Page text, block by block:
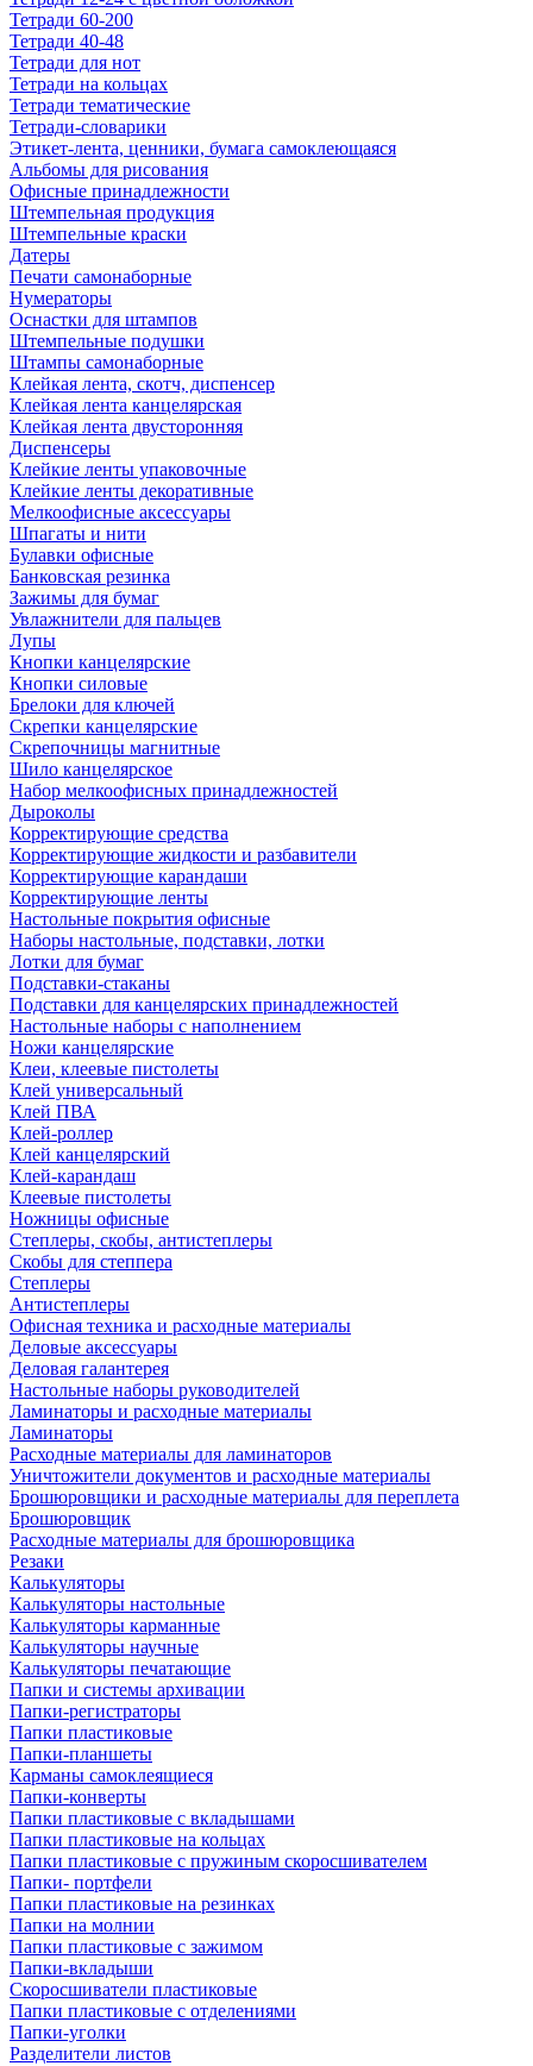
Тетради 60-200
Тетради 40-48
Тетради для нот
Тетради на кольцах
Тетради тематические
Тетради-словарики
Этикет-лента, ценники, бумага самоклеющаяся
Альбомы для рисования
Офисные принадлежности
Штемпельная продукция
Штемпельные краски
Датеры
Печати самонаборные
Нумераторы
Оснастки для штампов
Штемпельные подушки
Штампы самонаборные
Клейкая лента, скотч, диспенсер
Клейкая лента канцелярская
Клейкая лента двусторонняя
Диспенсеры
Клейкие ленты упаковочные
Клейкие ленты декоративные
Мелкоофисные аксессуары
Шпагаты и нити
Булавки офисные
Банковская резинка
Зажимы для бумаг
Увлажнители для пальцев
Лупы
Кнопки канцелярские
Кнопки силовые
Брелоки для ключей
Скрепки канцелярские
Скрепочницы магнитные
Шило канцелярское
Набор мелкоофисных принадлежностей
Дыроколы
Корректирующие средства
Корректирующие жидкости и разбавители
Корректирующие карандаши
Корректирующие ленты
Настольные покрытия офисные
Наборы настольные, подставки, лотки
Лотки для бумаг
Подставки-стаканы
Подставки для канцелярских принадлежностей
Настольные наборы с наполнением
Ножи канцелярские
Клеи, клеевые пистолеты
Клей универсальный
Клей ПВА
Клей-роллер
Клей канцелярский
Клей-карандаш
Клеевые пистолеты
Ножницы офисные
Степлеры, скобы, антистеплеры
Скобы для степпера
Степлеры
Антистеплеры
Офисная техника и расходные материалы
Деловые аксессуары
Деловая галантерея
Настольные наборы руководителей
Ламинаторы и расходные материалы
Ламинаторы
Расходные материалы для ламинаторов
Уничтожители документов и расходные материалы
Брошюровщики и расходные материалы для переплета
Брошюровщик
Расходные материалы для брошюровщика
Резаки
Калькуляторы
Калькуляторы настольные
Калькуляторы карманные
Калькуляторы научные
Калькуляторы печатающие
Папки и системы архивации
Папки-регистраторы
Папки пластиковые
Папки-планшеты
Карманы самоклеящиеся
Папки-конверты
Папки пластиковые с вкладышами
Папки пластиковые на кольцах
Папки пластиковые с пружиным скоросшивателем
Папки- портфели
Папки пластиковые на резинках
Папки на молнии
Папки пластиковые с зажимом
Папки-вкладыши
Скоросшиватели пластиковые
Папки пластиковые с отделениями
Папки-уголки
Разделители листов